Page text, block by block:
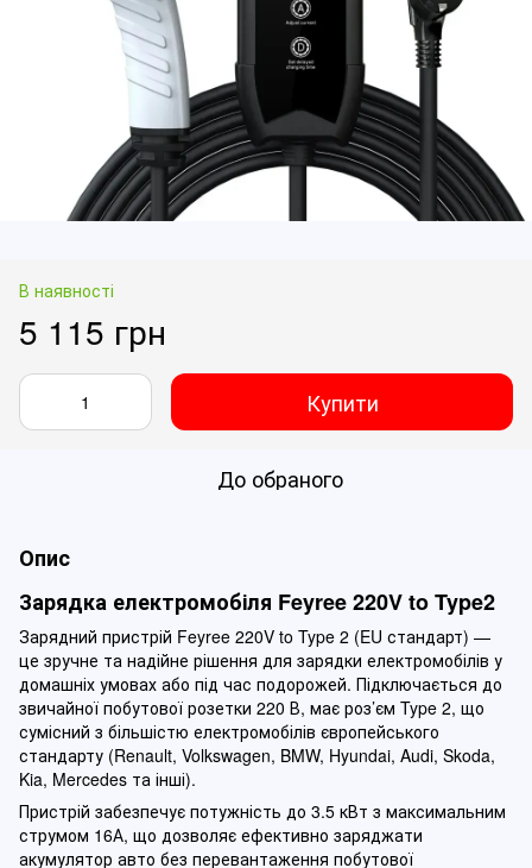
В наявності
5 115 грн
Купити
До обраного
Опис
Зарядка електромобіля Feyree 220V to Type2
Зарядний пристрій Feyree 220V to Type 2 (EU стандарт) —
це зручне та надійне рішення для зарядки електромобілів у
домашніх умовах або під час подорожей. Підключається до
звичайної побутової розетки 220 В, має роз’єм Type 2, що
сумісний з більшістю електромобілів європейського
стандарту (Renault, Volkswagen, BMW, Hyundai, Audi, Skoda,
Kia, Mercedes та інші).
Пристрій забезпечує потужність до 3.5 кВт з максимальним
струмом 16А, що дозволяє ефективно заряджати
акумулятор авто без перевантаження побутової